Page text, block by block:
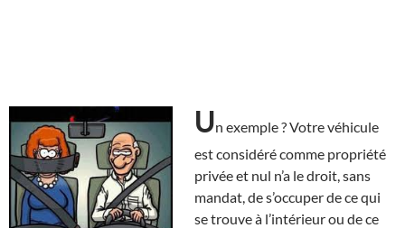
Un exemple ? Votre véhicule
est considéré comme propriété
privée et nul n’a le droit, sans
mandat, de s’occuper de ce qui
se trouve à l’intérieur ou de ce